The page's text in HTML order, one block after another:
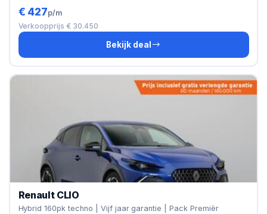
€ 427p/m
Verkoopprijs € 30.450
Bekijk deal
Renault CLIO
Hybrid 160pk techno | Vijf jaar garantie | Pack Premièr